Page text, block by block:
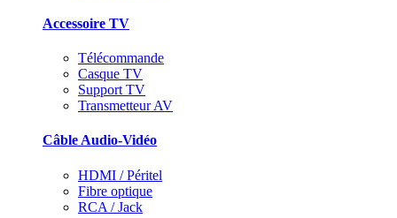
Accessoire TV
Télécommande
Casque TV
Support TV
Transmetteur AV
Câble Audio-Vidéo
HDMI / Péritel
Fibre optique
RCA / Jack